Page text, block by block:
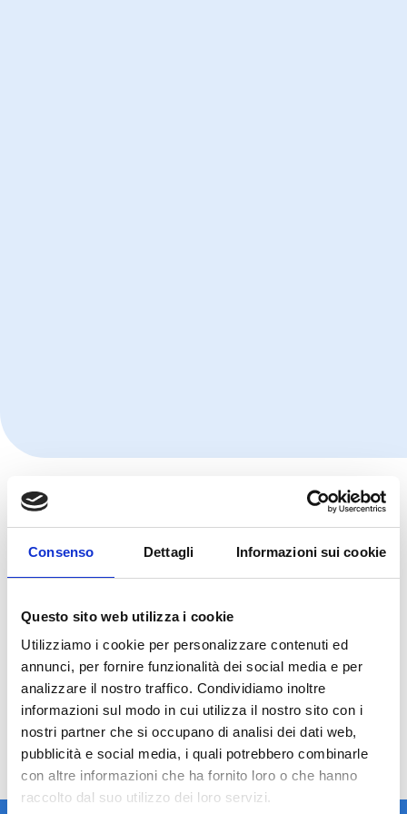
Consenso Dettagli Informazioni sui cookie
Questo sito web utilizza i cookie
Utilizziamo i cookie per personalizzare contenuti ed
annunci, per fornire funzionalità dei social media e per
analizzare il nostro traffico. Condividiamo inoltre
informazioni sul modo in cui utilizza il nostro sito con i
nostri partner che si occupano di analisi dei dati web,
pubblicità e social media, i quali potrebbero combinarle
con altre informazioni che ha fornito loro o che hanno
raccolto dal suo utilizzo dei loro servizi.